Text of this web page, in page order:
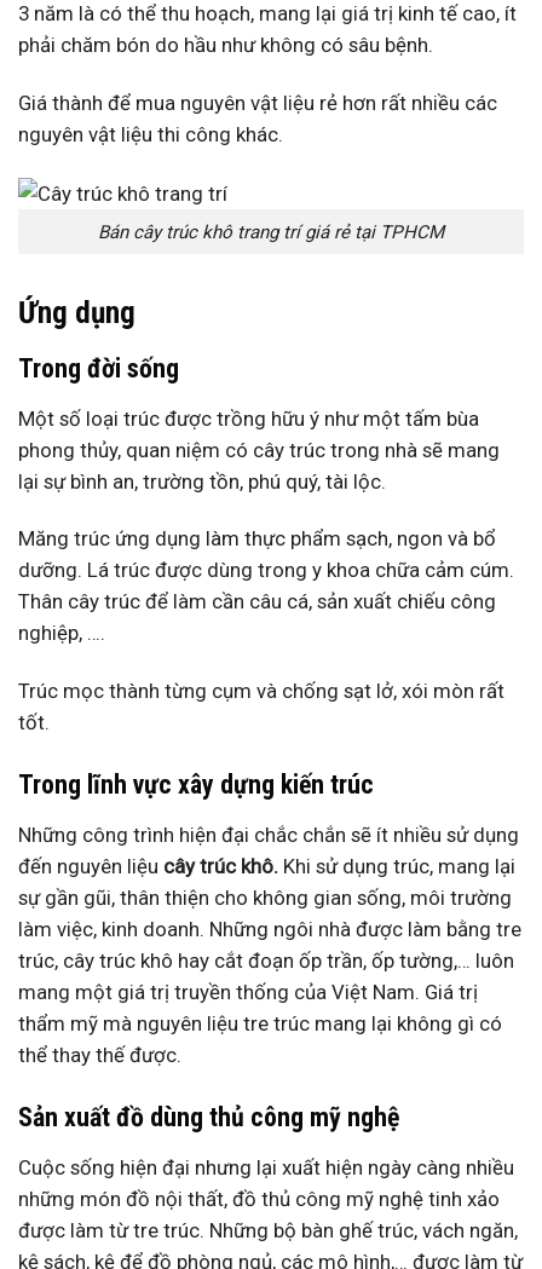
3 năm là có thể thu hoạch, mang lại giá trị kinh tế cao, ít
phải chăm bón do hầu như không có sâu bệnh.
Giá thành để mua nguyên vật liệu rẻ hơn rất nhiều các
nguyên vật liệu thi công khác.
Bán cây trúc khô trang trí giá rẻ tại TPHCM
Ứng dụng
Trong đời sống
Một số loại trúc được trồng hữu ý như một tấm bùa
phong thủy, quan niệm có cây trúc trong nhà sẽ mang
lại sự bình an, trường tồn, phú quý, tài lộc.
Măng trúc ứng dụng làm thực phẩm sạch, ngon và bổ
dưỡng. Lá trúc được dùng trong y khoa chữa cảm cúm.
Thân cây trúc để làm cần câu cá, sản xuất chiếu công
nghiệp, ….
Trúc mọc thành từng cụm và chống sạt lở, xói mòn rất
tốt.
Trong lĩnh vực xây dựng kiến trúc
Những công trình hiện đại chắc chắn sẽ ít nhiều sử dụng
đến nguyên liệu cây trúc khô. Khi sử dụng trúc, mang lại
sự gần gũi, thân thiện cho không gian sống, môi trường
làm việc, kinh doanh. Những ngôi nhà được làm bằng tre
trúc, cây trúc khô hay cắt đoạn ốp trần, ốp tường,… luôn
mang một giá trị truyền thống của Việt Nam. Giá trị
thẩm mỹ mà nguyên liệu tre trúc mang lại không gì có
thể thay thế được.
Sản xuất đồ dùng thủ công mỹ nghệ
Cuộc sống hiện đại nhưng lại xuất hiện ngày càng nhiều
những món đồ nội thất, đồ thủ công mỹ nghệ tinh xảo
được làm từ tre trúc. Những bộ bàn ghế trúc, vách ngăn,
kệ sách, kệ để đồ phòng ngủ, các mô hình,… được làm từ